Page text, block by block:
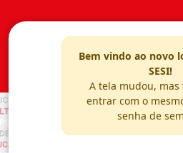
Bem vindo ao novo
SESI!
A tela mudou, mas
entrar com o
senha de